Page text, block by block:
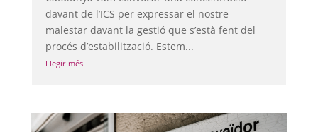
davant de l’ICS per expressar el nostre
malestar davant la gestió que s’està fent del
procés d’estabilització. Estem...
Llegir més